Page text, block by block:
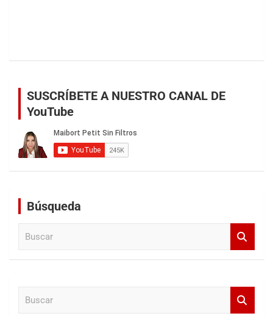
SUSCRÍBETE A NUESTRO CANAL DE
YouTube
Búsqueda